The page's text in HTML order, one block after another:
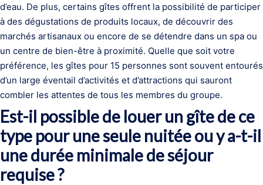
d’eau. De plus, certains gîtes offrent la possibilité de participer
à des dégustations de produits locaux, de découvrir des
marchés artisanaux ou encore de se détendre dans un spa ou
un centre de bien-être à proximité. Quelle que soit votre
préférence, les gîtes pour 15 personnes sont souvent entourés
d’un large éventail d’activités et d’attractions qui sauront
combler les attentes de tous les membres du groupe.
Est-il possible de louer un gîte de ce
type pour une seule nuitée ou y a-t-il
une durée minimale de séjour
requise ?